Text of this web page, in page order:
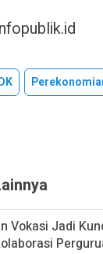
Vokasi Jadi